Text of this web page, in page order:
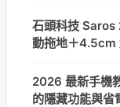
石頭科技 Saros
動拖地＋4.5cm
2026 最新手機
的隱藏功能與省